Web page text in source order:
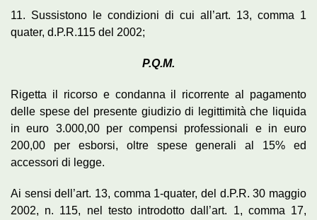
11. Sussistono le condizioni di cui all’art. 13, comma 1
quater, d.P.R.115 del 2002;
P.Q.M.
Rigetta il ricorso e condanna il ricorrente al pagamento
delle spese del presente giudizio di legittimità che liquida
in euro 3.000,00 per compensi professionali e in euro
200,00 per esborsi, oltre spese generali al 15% ed
accessori di legge.
Ai sensi dell’art. 13, comma 1-quater, del d.P.R. 30 maggio
2002, n. 115, nel testo introdotto dall’art. 1, comma 17,